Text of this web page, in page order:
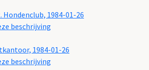
1984-01-26
beschrijving
1984-01-26
beschrijving